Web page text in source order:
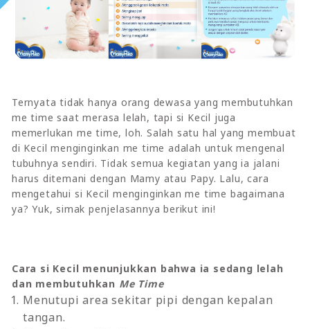
Ternyata tidak hanya orang dewasa yang membutuhkan
me time saat merasa lelah, tapi si Kecil juga
memerlukan me time, loh. Salah satu hal yang membuat
di Kecil menginginkan me time adalah untuk mengenal
tubuhnya sendiri. Tidak semua kegiatan yang ia jalani
harus ditemani dengan Mamy atau Papy. Lalu, cara
mengetahui si Kecil menginginkan me time bagaimana
ya? Yuk, simak penjelasannya berikut ini!
Cara si Kecil menunjukkan bahwa ia sedang lelah
dan membutuhkan Me Time
Menutupi area sekitar pipi dengan kepalan
tangan.